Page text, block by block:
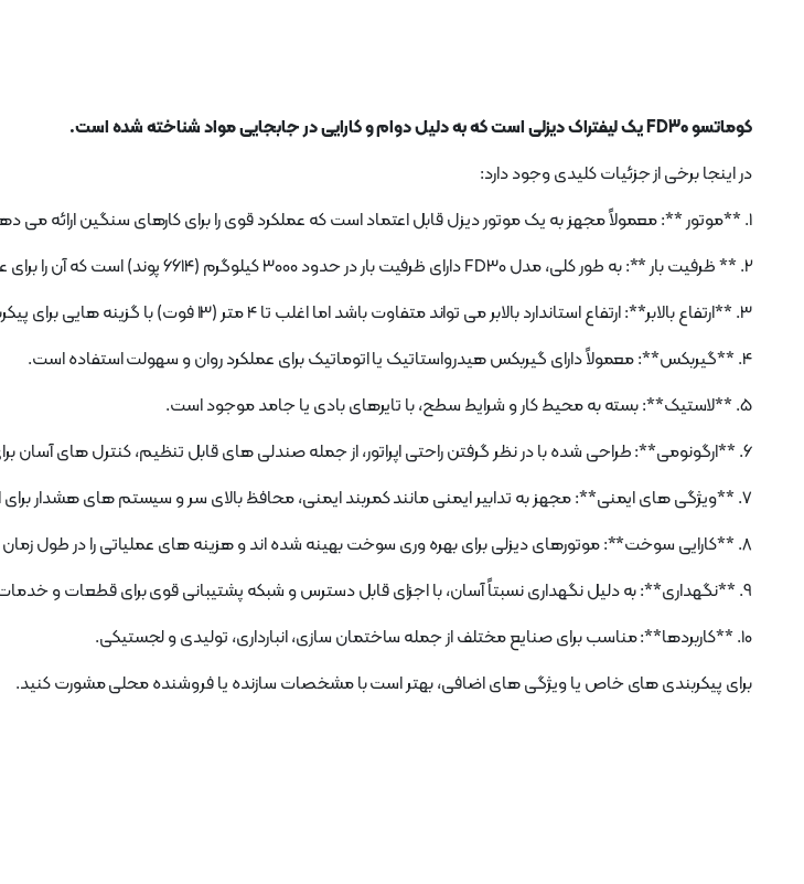
کوماتسو FD30 یک لیفتراک دیزلی است که به دلیل دوام و کارایی در جابجایی مواد شناخته شده است.
در اینجا برخی از جزئیات کلیدی وجود دارد:
1. **موتور **: معمولاً مجهز به یک موتور دیزل قابل اعتماد است که عملکرد قوی را برای کارهای سنگین ارائه می دهد.
2. ** ظرفیت بار **: به طور کلی، مدل FD30 دارای ظرفیت بار در حدود 3000 کیلوگرم (6614 پوند) است که آن را برای عملیات بلند کردن متوسط ​​تا سنگین مناسب می کند.
3. **ارتفاع بالابر**: ارتفاع استاندارد بالابر می تواند متفاوت باشد اما اغلب تا 4 متر (13 فوت) با گزینه هایی برای پیکربندی های مختلف دکل متغیر است.
4. **گیربکس**: معمولاً دارای گیربکس هیدرواستاتیک یا اتوماتیک برای عملکرد روان و سهولت استفاده است.
5. **لاستیک**: بسته به محیط کار و شرایط سطح، با تایرهای بادی یا جامد موجود است.
6. **ارگونومی**: طراحی شده با در نظر گرفتن راحتی اپراتور، از جمله صندلی های قابل تنظیم، کنترل های آسان برای استفاده و دید خوب.
7. **ویژگی های ایمنی**: مجهز به تدابیر ایمنی مانند کمربند ایمنی، محافظ بالای سر و سیستم های هشدار برای اطمینان از عملکرد ایمن.
8. **کارایی سوخت**: موتورهای دیزلی برای بهره وری سوخت بهینه شده اند و هزینه های عملیاتی را در طول زمان کاهش می دهند.
9. **نگهداری**: به دلیل نگهداری نسبتاً آسان، با اجزای قابل دسترس و شبکه پشتیبانی قوی برای قطعات و خدمات شناخته شده است.
10. **کاربردها**: مناسب برای صنایع مختلف از جمله ساختمان سازی، انبارداری، تولیدی و لجستیکی.
برای پیکربندی های خاص یا ویژگی های اضافی، بهتر است با مشخصات سازنده یا فروشنده محلی مشورت کنید.